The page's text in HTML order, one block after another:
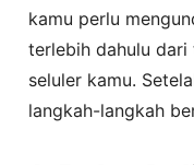
kamu perlu
terlebih dahulu
seluler kamu.
langkah-langkah